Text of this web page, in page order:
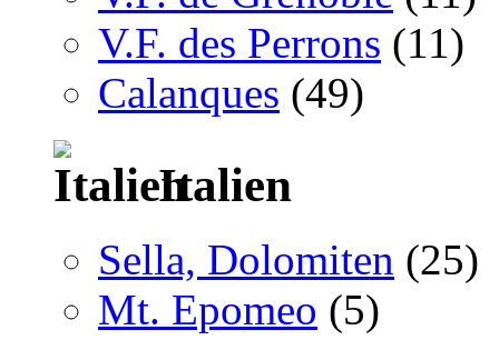
V.F. des Perrons (11)
Calanques (49)
Italien
Sella, Dolomiten (25)
Mt. Epomeo (5)